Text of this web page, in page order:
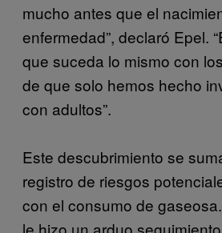
mucho antes que el
enfermedad”, declaró Epel.
que suceda lo mismo con
de que solo hemos hecho
con adultos”.
Este descubrimiento se
registro de riesgos
con el consumo de
le hizo un arduo